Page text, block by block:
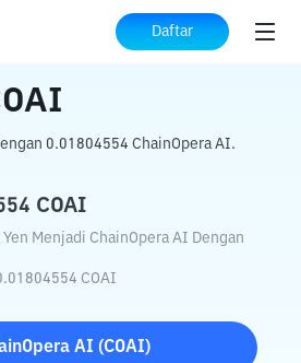
Daftar
ke COAI
0.01804554 ChainOpera AI.
COAI
Menjadi ChainOpera AI Dengan
COAI
AI (COAI)